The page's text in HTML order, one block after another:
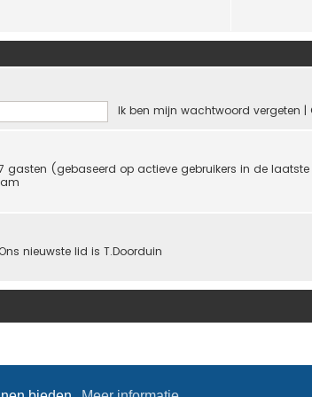
Ik ben mijn wachtwoord vergeten |
gasten (gebaseerd op actieve gebruikers in de
nieuwste lid is T.Doorduin